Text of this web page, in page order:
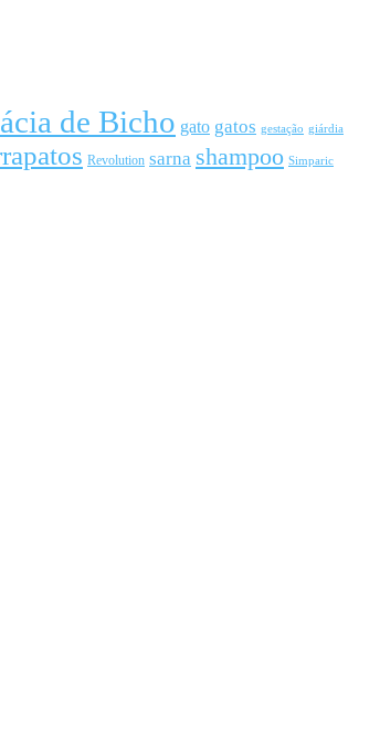
de Bicho gato gatos gestação giárdia
Revolution sarna shampoo Simparic